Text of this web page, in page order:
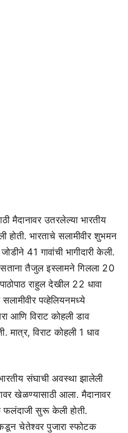
मैदानावर उतरलेल्या भारतीय
होती. भारताचे सलामीवीर शुभमन
41 गावांची भागीदारी केली.
तैजुल इस्लामने गिलला 20
राहुल देखील 22 धावा
पव्हेलियनमध्ये
आणि विराट कोहली डाव
मात्र, विराट कोहली 1 धाव
संघाची अवस्था झालेली
खेळण्यासाठी आला. मैदानावर
सुरू केली होती.
चेतेश्वर पुजारा स्फोटक